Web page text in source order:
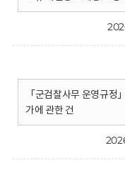
「군검찰사무 운영규정
가에 관한 건